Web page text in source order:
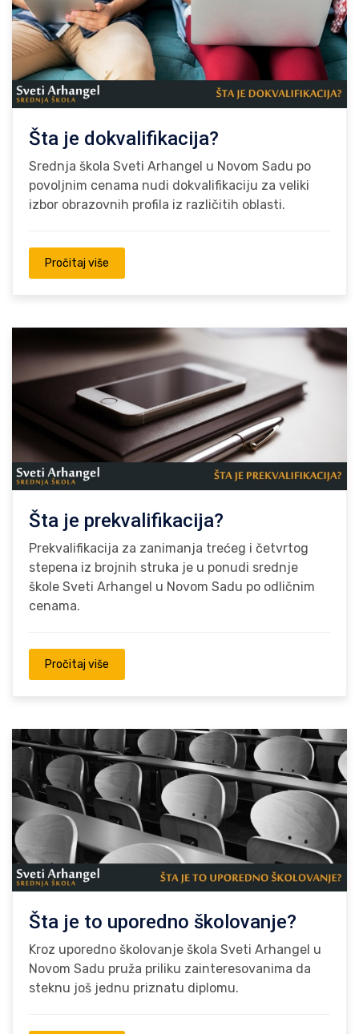
Šta je dokvalifikacija?
Srednja škola Sveti Arhangel u Novom Sadu po
povoljnim cenama nudi dokvalifikaciju za veliki
izbor obrazovnih profila iz različitih oblasti.
Pročitaj više
Šta je prekvalifikacija?
Prekvalifikacija za zanimanja trećeg i četvrtog
stepena iz brojnih struka je u ponudi srednje
škole Sveti Arhangel u Novom Sadu po odličnim
cenama.
Pročitaj više
Šta je to uporedno školovanje?
Kroz uporedno školovanje škola Sveti Arhangel u
Novom Sadu pruža priliku zainteresovanima da
steknu još jednu priznatu diplomu.